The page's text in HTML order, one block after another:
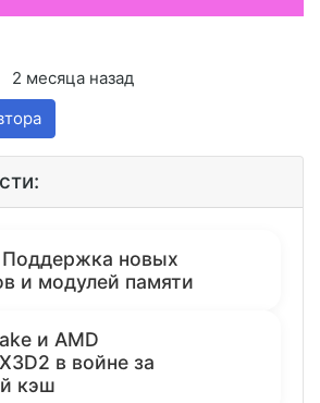
2 месяца назад
Поддержка новых
и модулей памяти
и AMD
в войне за
кэш